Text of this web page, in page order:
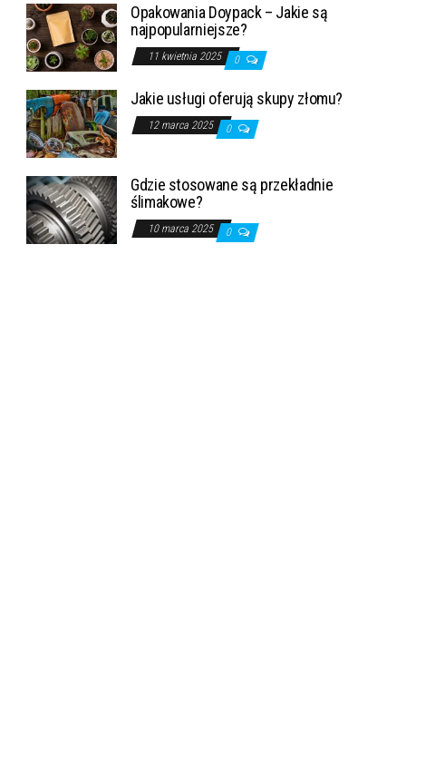
Opakowania Doypack – Jakie są
najpopularniejsze?
11 kwietnia 2025 0
Jakie usługi oferują skupy złomu?
12 marca 2025 0
Gdzie stosowane są przekładnie
ślimakowe?
10 marca 2025 0